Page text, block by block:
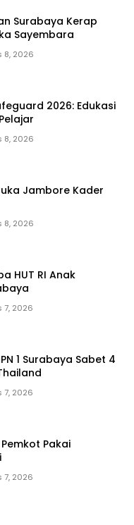
Surabaya Kerap
Sayembara
8, 2026
2026: Edukasi
8, 2026
Jambore Kader
8, 2026
HUT RI Anak
7, 2026
1 Surabaya Sabet 4
7, 2026
Pakai
7, 2026